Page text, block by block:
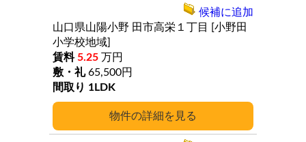
詳細
山口県山陽小野 田市高栄１丁目
[小野田
小学校地域]
5.25 万円
65,500円
1LDK
候補に追加